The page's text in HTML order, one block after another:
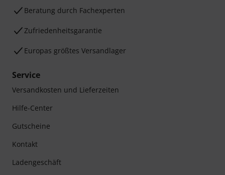
Beratung durch Fachexperten
Zufriedenheitsgarantie
Europas größtes Versandlager
Service
Versandkosten und Lieferzeiten
Hilfe-Center
Gutscheine
Kontakt
Ladengeschäft